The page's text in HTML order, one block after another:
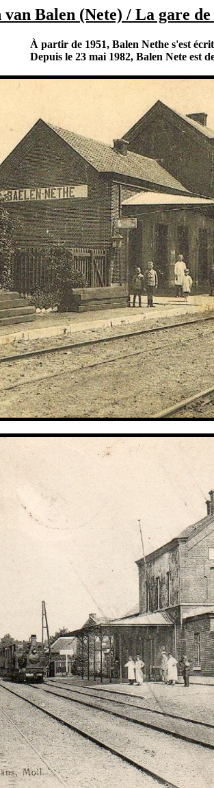
van Balen (Nete) / La gare
À partir de 1951, Balen Nethe s'est
Depuis le 23 mai 1982, Balen Nete est